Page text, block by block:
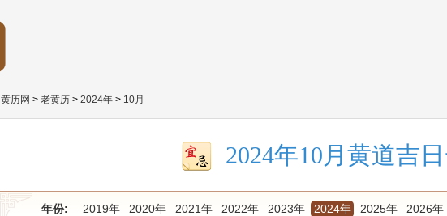
黄历网 > 老黄历 > 2024年 > 10月
2024年10月黄道吉
年份: 2019年 2020年 2021年 2022年 2023年 2024年 2025年 2026年